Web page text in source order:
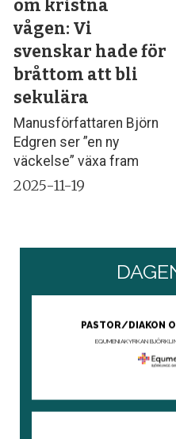
om kristna
vågen: Vi
svenskar hade för
bråttom att bli
sekulära
Manusförfattaren Björn
Edgren ser ”en ny
väckelse” växa fram
2025-11-19